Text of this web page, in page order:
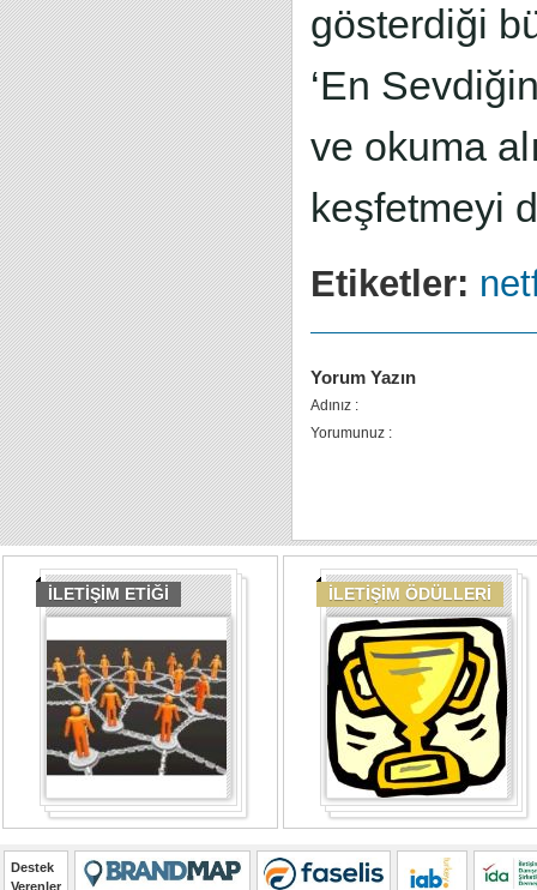
gösterdiği
‘En
ve okuma
keşfetmeyi
Etiketler:
Yorum Yazın
Adınız :
Yorumunuz :
İLETİŞİM ETİĞİ İLETİŞİM ÖDÜLLERİ
Destek
Verenler